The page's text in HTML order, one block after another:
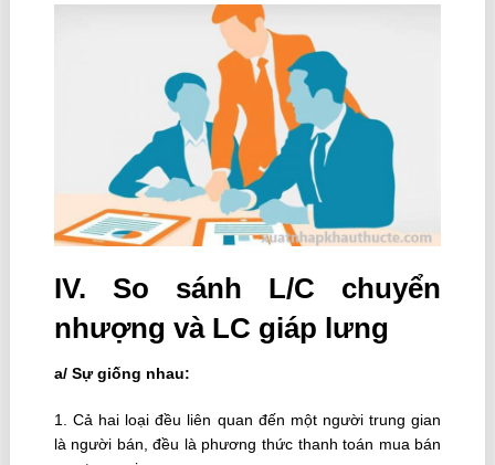
IV. So sánh L/C chuyển
nhượng và LC giáp lưng
a/ Sự giống nhau:
1. Cả hai loại đều liên quan đến một người trung gian
là người bán, đều là phương thức thanh toán mua bán